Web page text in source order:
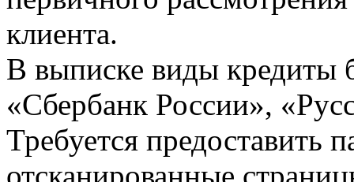
клиента.
В выписке виды кредиты
«Сбербанк России»,
Требуется предоставить